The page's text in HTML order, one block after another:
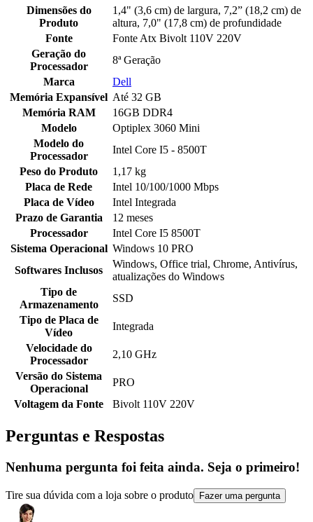
Dimensões do
Produto
1,4" (3,6 cm) de largura, 7,2” (18,2 cm) de
altura, 7,0" (17,8 cm) de profundidade
Fonte
Fonte Atx Bivolt 110V 220V
Geração do
Processador
8ª Geração
Marca
Dell
Memória Expansível Até 32 GB
Memória RAM
16GB DDR4
Modelo
Optiplex 3060 Mini
Modelo do
Processador
Intel Core I5 - 8500T
Peso do Produto
1,17 kg
Placa de Rede
Intel 10/100/1000 Mbps
Placa de Vídeo
Intel Integrada
Prazo de Garantia
12 meses
Processador
Intel Core I5 8500T
Sistema Operacional Windows 10 PRO
Softwares Inclusos
Windows, Office trial, Chrome, Antivírus,
atualizações do Windows
Tipo de
Armazenamento
SSD
Tipo de Placa de
Vídeo
Integrada
Velocidade do
Processador
2,10 GHz
Versão do Sistema
Operacional
PRO
Voltagem da Fonte
Bivolt 110V 220V
Perguntas e Respostas
Nenhuma pergunta foi feita ainda. Seja o primeiro!
Tire sua dúvida com a loja sobre o produto Fazer uma pergunta